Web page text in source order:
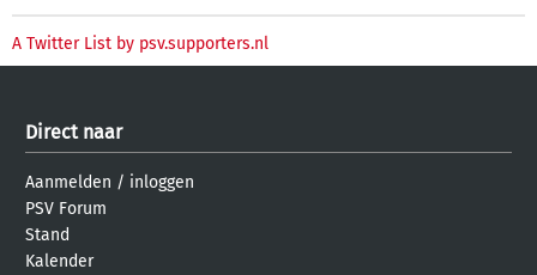
A Twitter List by psv.supporters.nl
Direct naar
Aanmelden / inloggen
PSV Forum
Stand
Kalender